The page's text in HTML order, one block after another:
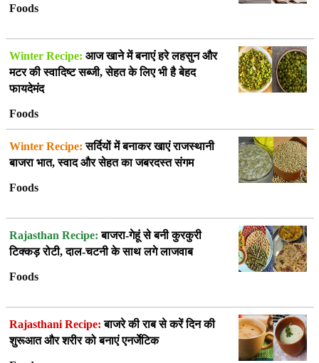
Foods
Winter Recipe: आज खाने में बनाएं हरे लहसुन और
मटर की स्वादिष्ट सब्जी, सेहत के लिए भी है बेहद
फायदेमंद
Foods
Winter Recipe: सर्दियों में बनाकर खाएं राजस्थानी
बाजरा भात, स्वाद और सेहत का जबरदस्त संगम
Foods
Rajasthan Recipe: बाजरा-गेहूं से बनी कुरकुरी
टिक्कड़ रोटी, दाल-चटनी के साथ लगे लाजवाब
Foods
Rajasthani Recipe: बाजरे की राब से करें दिन की
शुरूआत और शरीर को बनाएं एनर्जेटिक